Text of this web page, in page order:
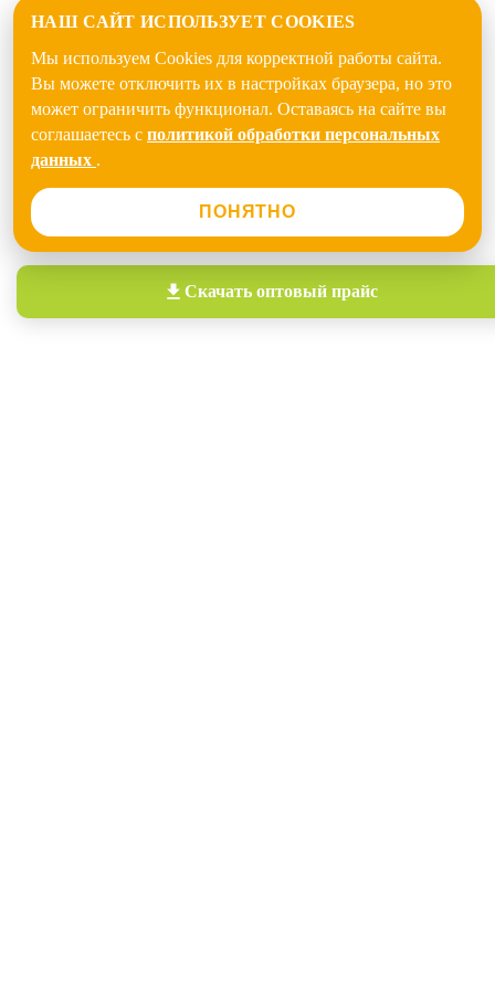
НАШ САЙТ ИСПОЛЬЗУЕТ COOKIES
Мы используем Cookies для корректной работы сайта.
Вы можете отключить их в настройках браузера, но это
может ограничить функционал. Оставаясь на сайте вы
соглашаетесь с политикой обработки персональных
данных .
ПОНЯТНО
Скачать оптовый прайс